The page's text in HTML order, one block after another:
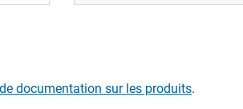
documentation sur les produits.